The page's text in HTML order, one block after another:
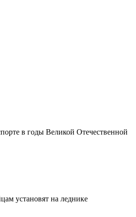
в годы Великой Отечественной
установят на леднике